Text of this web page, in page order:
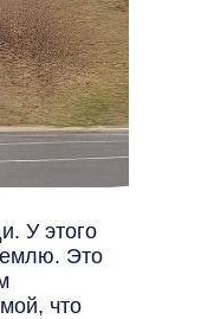
У этого
Это
что